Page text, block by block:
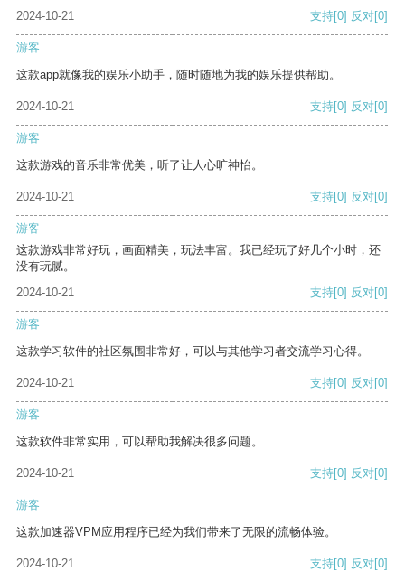
2024-10-21
支持[0] 反对[0]
游客
这款app就像我的娱乐小助手，随时随地为我的娱乐提供帮助。
2024-10-21 支持[0] 反对[0]
游客
这款游戏的音乐非常优美，听了让人心旷神怡。
2024-10-21 支持[0] 反对[0]
游客
这款游戏非常好玩，画面精美，玩法丰富。我已经玩了好几个小时，还
没有玩腻。
2024-10-21
支持[0] 反对[0]
游客
这款学习软件的社区氛围非常好，可以与其他学习者交流学习心得。
2024-10-21 支持[0] 反对[0]
游客
这款软件非常实用，可以帮助我解决很多问题。
2024-10-21 支持[0] 反对[0]
游客
这款加速器VPM应用程序已经为我们带来了无限的流畅体验。
2024-10-21 支持[0] 反对[0]